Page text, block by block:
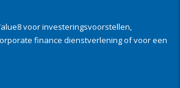
voor investeringsvoorstellen,
finance dienstverlening of voor een